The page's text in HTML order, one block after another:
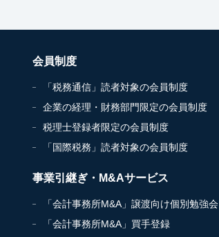
会員制度
「税務通信」読者対象の会員制度
企業の経理・財務部門限定の会員制度
税理士登録者限定の会員制度
「国際税務」読者対象の会員制度
事業引継ぎ・M&Aサービス
「会計事務所M&A」譲渡向け個別勉強会
「会計事務所M&A」買手登録